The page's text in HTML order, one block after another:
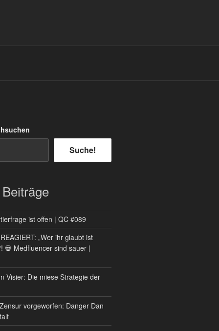
Suche!
ist offen | QC #089
„Wer ihr glaubt ist
💀 Medfluencer sind sauer |
Visier: Die miese Strategie der
vorgeworfen: Danger Dan